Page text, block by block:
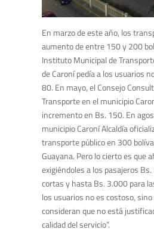
En marzo de este año, los
aumento de entre 150 y 200
Instituto Municipal de
de Caroní pedía a los usuarios
80. En mayo, el Consejo
Transporte en el municipio
incremento en Bs. 150. En
municipio Caroní Alcaldía
transporte público en 300
Guayana. Pero lo cierto es que
exigiéndoles a los pasajeros
cortas y hasta Bs. 3.000 para
los usuarios no es costoso, sino
consideran que no está
calidad del servicio”.